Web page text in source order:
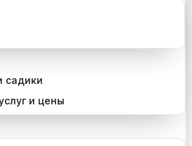
садики
и цены